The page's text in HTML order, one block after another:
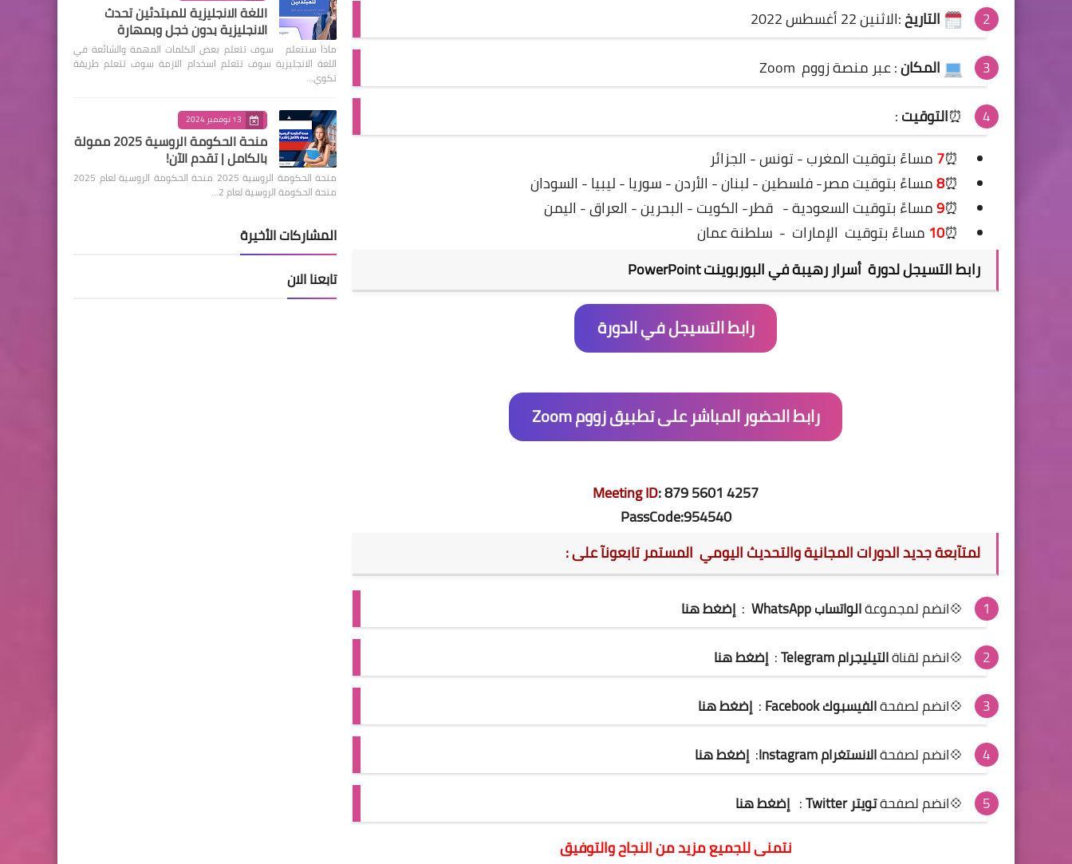
التاريخ:الاثنين 22 أغسطس 2022
المكان: عبر منصة زووم Zoom
⏰التوقيت:
⏰
7مساءً بتوقيت المغرب - تونس - الجزائر
⏰
8مساءً بتوقيت مصر- فلسطين - لبنان - الأردن - سوريا - ليبيا - السودان
⏰
9مساءً بتوقيت السعودية - قطر- الكويت - البحرين - العراق - اليمن
⏰
10 مساءً بتوقيت الإمارات - سلطنة عمان
رابط التسيجل لدورة أسرار رهيبة في البوربوينت PowerPoint
رابط التسيجل في الدورة
رابط الحضور المباشر على تطبيق زووم Zoom
Meeting ID:879 5601 4257
PassCode:954540
لمتآبعة جديد الدورات المجانية والتحديث اليومي المستمر تابعونآ على :
💠انضملمجموعةالواتساب WhatsApp : إضغط هنا
💠انضم لقناةالتيليجرام Telegram : إضغط هنا
💠انضم لصفحةالفيسبوك Facebook : إضغط هنا
💠انضم لصفحةالانستغرام Instagram : إضغط هنا
💠انضم لصفحةتويتر Twitter : إضغط هنا
نتمنى للجميع مزيد من النجاح والتوفيق
اللغة الانجليزية للمبتدئين تحدث
الانجليزية بدون خجل وبمهارة
ماذا ستتعلم سوف تتعلم بعض الكلمات المهمة والشائعة في
اللغة الانجليزية سوف تتعلم اسخدام الازمة سوف تتعلم طريقة
تكوي…
13 نوفمبر 2024
منحة الحكومة الروسية 2025 ممولة
بالكامل | تقدم الآن!
منحة الحكومة الروسية 2025 منحة الحكومة الروسية لعام 2025
منحة الحكومة الروسية لعام 2…
المشاركات الأخيرة
تابعنا الان